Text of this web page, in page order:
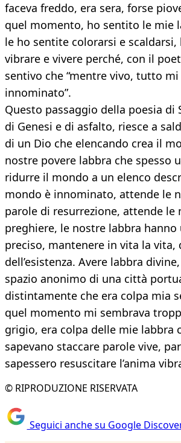
faceva freddo, era sera, forse
quel momento, ho sentito le mie
le ho sentite colorarsi e
vibrare e vivere perché, con il
sentivo che “mentre vivo, tutto
innominato”.
Questo passaggio della poesia di
di Genesi e di asfalto, riesce a
di un Dio che elencando crea il
nostre povere labbra che spesso
ridurre il mondo a un elenco
mondo è innominato, attende le
parole di resurrezione, attende le
preghiere, le nostre labbra
preciso, mantenere in vita la vita,
dell’esistenza. Avere labbra
spazio anonimo di una città
distintamente che era colpa mia
quel momento mi sembrava
grigio, era colpa delle mie labbra
sapevano staccare parole vive,
sapessero resuscitare l’anima
© RIPRODUZIONE RISERVATA
Seguici anche su Google